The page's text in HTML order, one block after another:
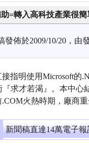
=轉入高科技產業很
發佈於2009/10/20，由
指明使用Microsoft的
求才若渴』。本中心
火熱時期，廠商重
新聞稿直達14萬電子報